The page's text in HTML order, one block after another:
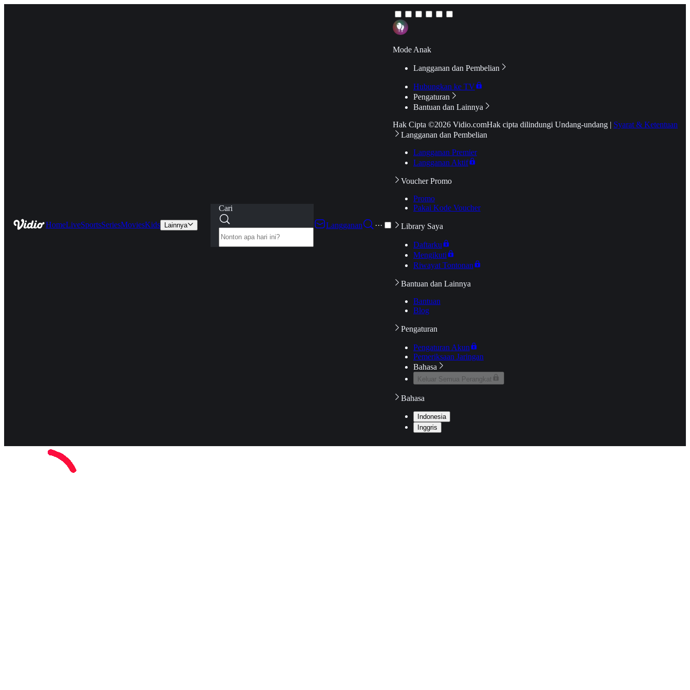
HomeLiveSportsSeriesMoviesKids Lainnya
Cari
Langganan
···
Mode Anak
Langganan dan Pembelian
Hubungkan ke TV
Pengaturan
Bantuan dan Lainnya
Hak Cipta ©2026 Vidio.comHak cipta dilindungi Undang-undang | Syarat & Ketentuan
Langganan dan Pembelian
Langganan Premier
Langganan Aktif
Voucher Promo
Promo
Pakai Kode Voucher
Library Saya
Daftarku
Mengikuti
Riwayat Tontonan
Bantuan dan Lainnya
Bantuan
Blog
Pengaturan
Pengaturan Akun
Pemeriksaan Jaringan
Bahasa
Keluar Semua Perangkat
Bahasa
Indonesia
Inggris